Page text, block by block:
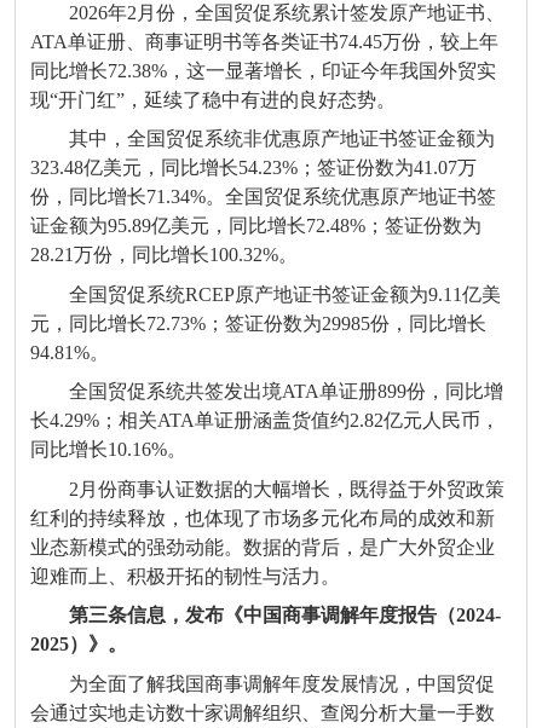
2026年2 月份，全国贸促系统累计签发原产地证书、
ATA单证册、商事证明书等各类证书74.45万份，较上年
同比增长72.38% ，这一显著增长，印证今年我国外贸实
现“开门红”，延续了稳中有进的良好态势。
其中，全国贸促系统非优惠原产地证书签证金额为
323.48亿美元，同比增长54.23% ；签证份数为41.07万
份，同比增长71.34%。全国贸促系统优惠原产地证书签
证金额为95.89亿美元，同比增长72.48% ；签证份数为
28.21万份，同比增长100.32%。
全国贸促系统RCEP原产地证书签证金额为9.11亿美
元，同比增长72.73% ；签证份数为29985份，同比增长
94.81%。
全国贸促系统共签发出境ATA单证册899份，同比增
长4.29% ；相关ATA单证册涵盖货值约2.82亿元人民币，
同比增长10.16%。
2 月份商事认证数据的大幅增长，既得益于外贸政策
红利的持续释放，也体现了市场多元化布局的成效和新
业态新模式的强劲动能。数据的背后，是广大外贸企业
迎难而上、积极开拓的韧性与活力。
第三条信息，发布《中国商事调解年度报告（2024-
2025）》。
为全面了解我国商事调解年度发展情况，中国贸促
会通过实地走访数十家调解组织、查阅分析大量一手数